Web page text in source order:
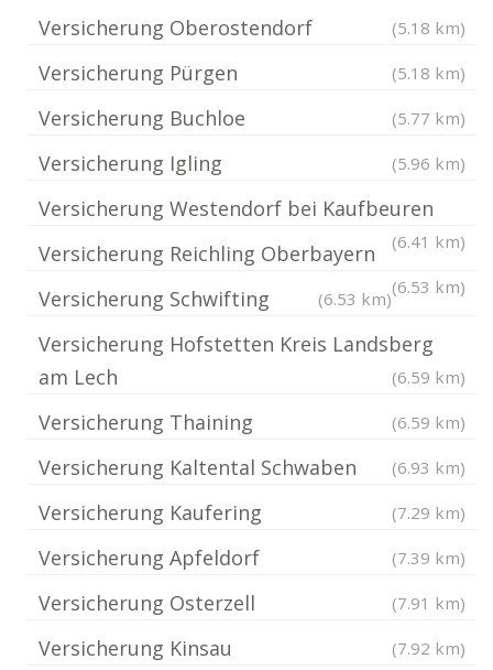
Versicherung Oberostendorf (5.18 km)
Versicherung Pürgen (5.18 km)
Versicherung Buchloe (5.77 km)
Versicherung Igling (5.96 km)
Versicherung Westendorf bei Kaufbeuren
(6.41 km)
Versicherung Reichling Oberbayern
(6.53 km)
Versicherung Schwifting (6.53 km)
Versicherung Hofstetten Kreis Landsberg
am Lech
(6.59 km)
Versicherung Thaining (6.59 km)
Versicherung Kaltental Schwaben (6.93 km)
Versicherung Kaufering (7.29 km)
Versicherung Apfeldorf (7.39 km)
Versicherung Osterzell (7.91 km)
Versicherung Kinsau (7.92 km)